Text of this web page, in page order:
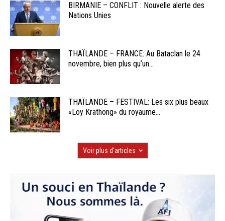
BIRMANIE – CONFLIT : Nouvelle alerte des
Nations Unies
THAÏLANDE – FRANCE: Au Bataclan le 24
novembre, bien plus qu’un...
THAÏLANDE – FESTIVAL: Les six plus beaux
«Loy Krathong» du royaume...
Voir plus d'articles